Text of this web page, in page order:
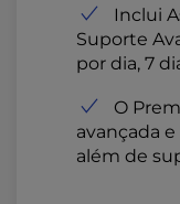
Inclui
Suporte
por dia, 7
O
avançada
além de